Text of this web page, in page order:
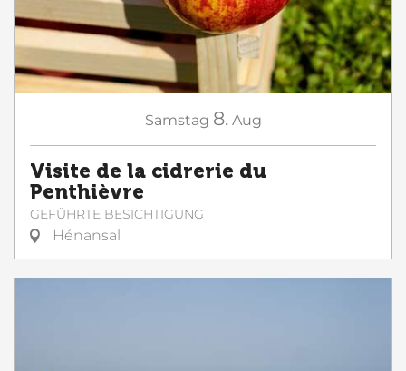
Samstag 8. Aug
Visite de la cidrerie du
Penthièvre
GEFÜHRTE BESICHTIGUNG
Hénansal